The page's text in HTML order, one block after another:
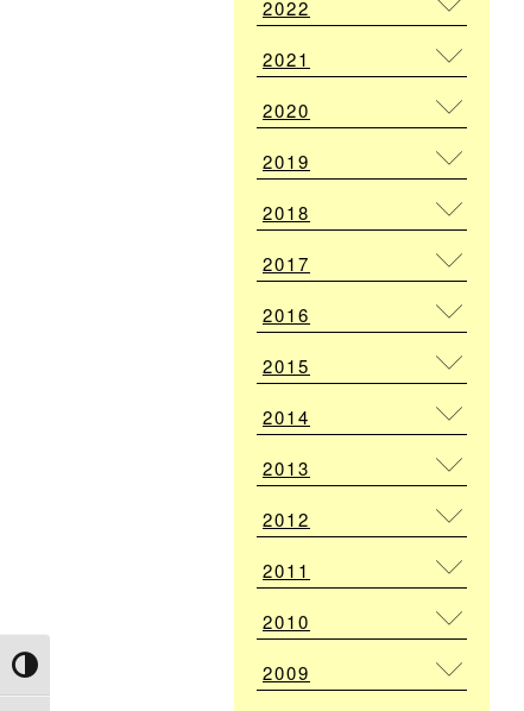
Attiva/disattiva alto contrasto
2022
2021
2020
2019
2018
2017
2016
2015
2014
2013
2012
2011
2010
2009